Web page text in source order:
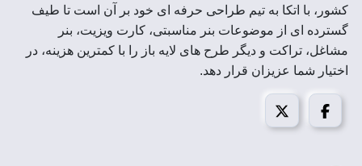
کشور، با اتکا به تیم طراحی حرفه ای خود بر آن است تا طیف
گسترده ای از موضوعات بنر مناسبتی، کارت ویزیت، بنر
مشاغل، تراکت و دیگر طرح های لایه باز را با کمترین هزینه، در
اختیار شما عزیزان قرار دهد.